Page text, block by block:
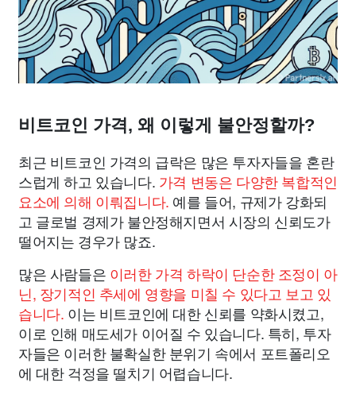
비트코인 가격, 왜 이렇게 불안정할까?
최근 비트코인 가격의 급락은 많은 투자자들을 혼란
스럽게 하고 있습니다. 가격 변동은 다양한 복합적인
요소에 의해 이뤄집니다. 예를 들어, 규제가 강화되
고 글로벌 경제가 불안정해지면서 시장의 신뢰도가
떨어지는 경우가 많죠.
많은 사람들은 이러한 가격 하락이 단순한 조정이 아
닌, 장기적인 추세에 영향을 미칠 수 있다고 보고 있
습니다. 이는 비트코인에 대한 신뢰를 약화시켰고,
이로 인해 매도세가 이어질 수 있습니다. 특히, 투자
자들은 이러한 불확실한 분위기 속에서 포트폴리오
에 대한 걱정을 떨치기 어렵습니다.